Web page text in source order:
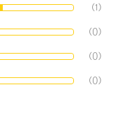
(1)
(0)
(0)
(0)